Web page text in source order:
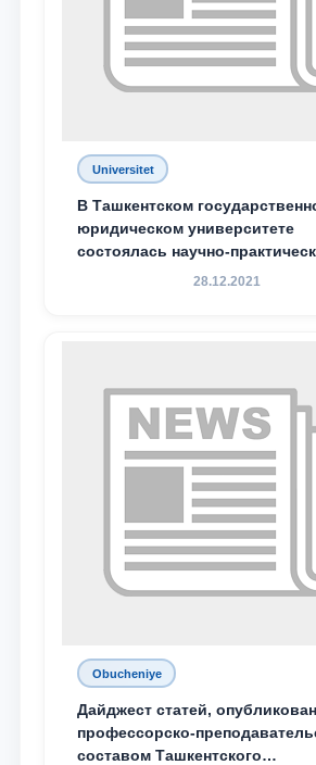
Ваше имя и фамилия
Ваш номер телефона
Universitet
В Ташкентском
юридическом университете
состоялась научно-
конференция магистрантов
28.12.2021
Obucheniye
Дайджест статей,
профессорско-
составом Ташкентского